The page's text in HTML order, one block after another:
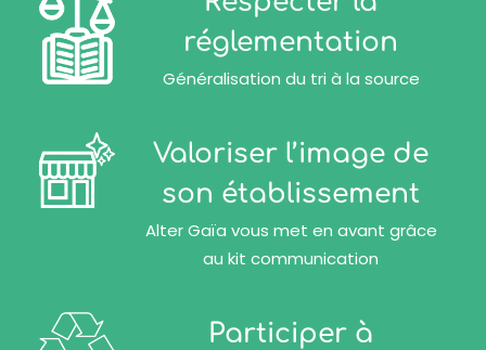
réglementation
Généralisation du tri à la source
Valoriser l’image de
son établissement
Alter Gaïa vous met en avant grâce
au kit communication
Participer à